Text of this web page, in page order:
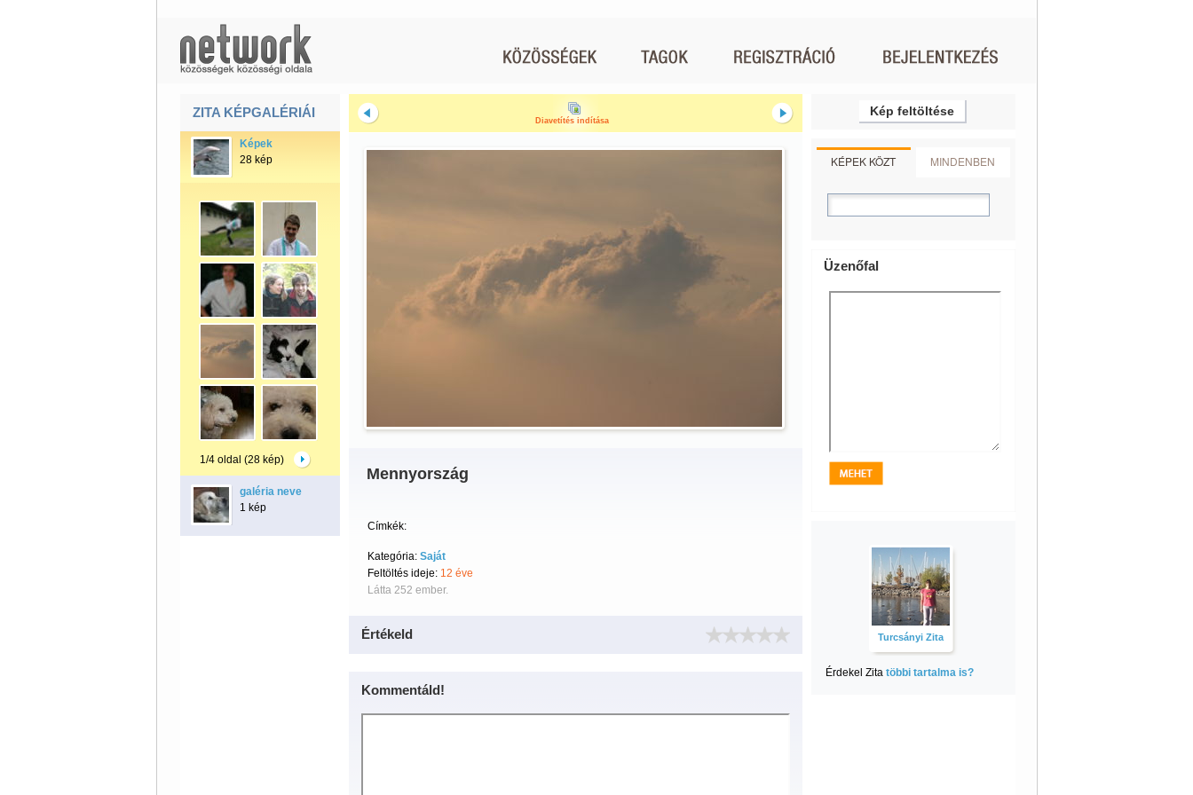
ZITA KÉPGALÉRIÁI
Képek
28 kép
1/4 oldal (28 kép)
galéria neve
1 kép
Diavetítés indítása
Mennyország
Címkék:
Kategória: Saját
Feltöltés ideje: 12 éve
Látta 252 ember.
Értékeld
Kommentáld!
Kép feltöltése
KÉPEK KÖZT MINDENBEN
Üzenőfal
Turcsányi Zita
Érdekel Zita többi tartalma is?